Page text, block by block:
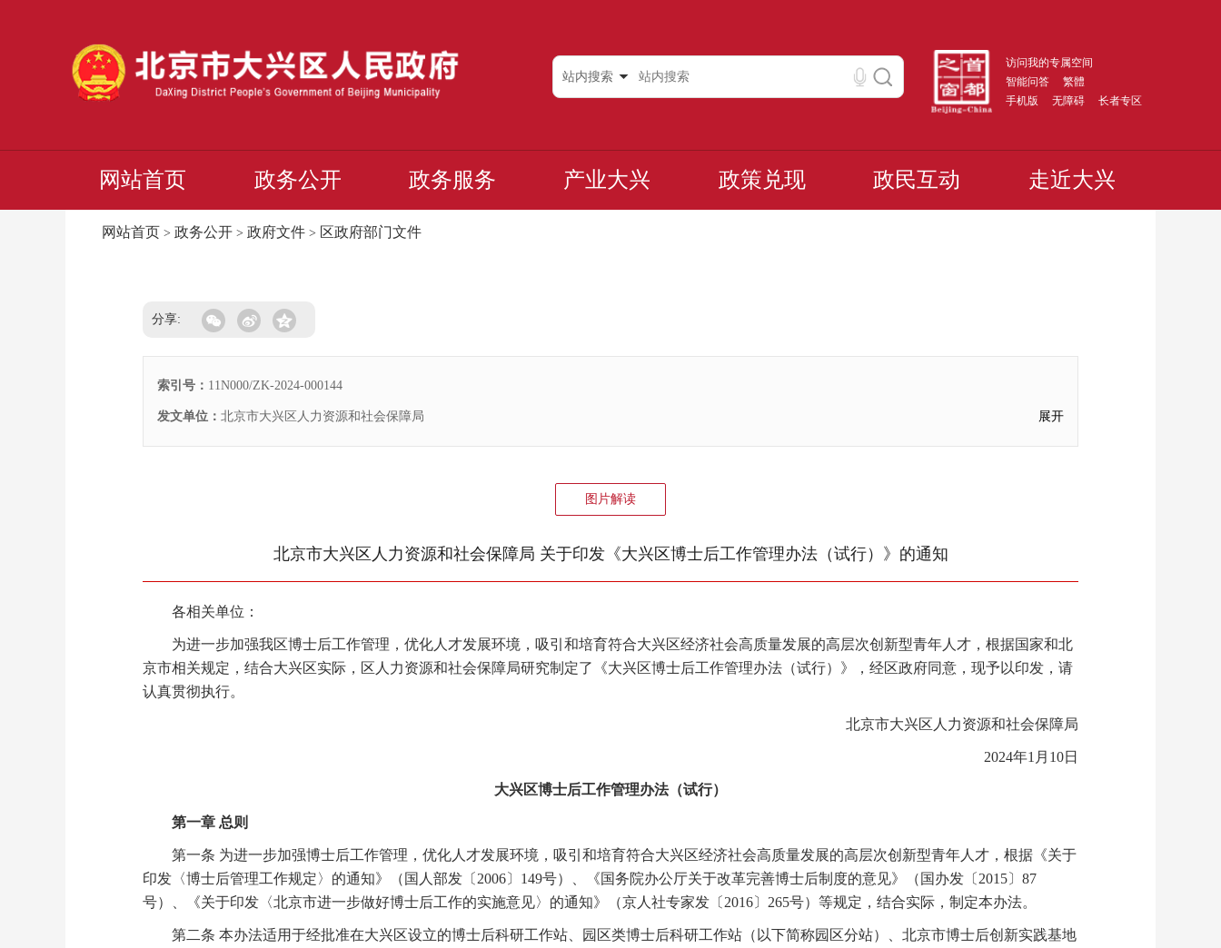
访问我的专属空间
智能问答
繁體
手机版
无障碍 长者专区
站内搜索
网站首页 政务公开 政务服务 产业大兴 政策兑现 政民互动 走近大兴
网站首页 > 政务公开 > 政府文件 > 区政府部门文件
分享:
索引号： 11N000/ZK-2024-000144
发文单位： 北京市大兴区人力资源和社会保障局 展开
图片解读
北京市大兴区人力资源和社会保障局 关于印发《大兴区博士后工作管理办法（试行）》的通知
各相关单位：
为进一步加强我区博士后工作管理，优化人才发展环境，吸引和培育符合大兴区经济社会高质量发展的高层次创新型青年人才，根据国家和北
京市相关规定，结合大兴区实际，区人力资源和社会保障局研究制定了《大兴区博士后工作管理办法（试行）》，经区政府同意，现予以印发，请
认真贯彻执行。
北京市大兴区人力资源和社会保障局
2024年1月10日
大兴区博士后工作管理办法（试行）
第一章 总则
第一条 为进一步加强博士后工作管理，优化人才发展环境，吸引和培育符合大兴区经济社会高质量发展的高层次创新型青年人才，根据《关于
印发〈博士后管理工作规定〉的通知》（国人部发〔2006〕149号）、《国务院办公厅关于改革完善博士后制度的意见》（国办发〔2015〕87
号）、《关于印发〈北京市进一步做好博士后工作的实施意见〉的通知》（京人社专家发〔2016〕265号）等规定，结合实际，制定本办法。
第二条 本办法适用于经批准在大兴区设立的博士后科研工作站、园区类博士后科研工作站（以下简称园区分站）、北京市博士后创新实践基地